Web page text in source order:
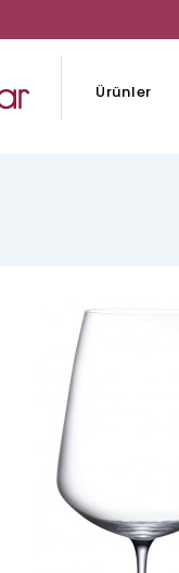
Ürünler